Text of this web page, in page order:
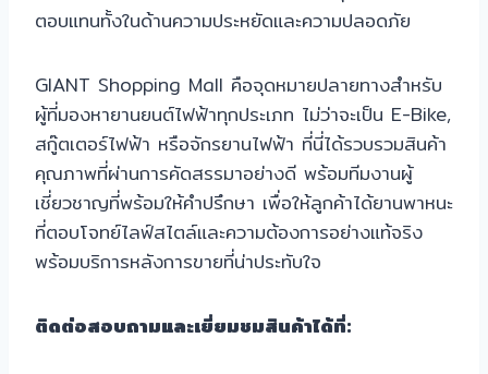
ตอบแทนทั้งในด้านความประหยัดและความปลอดภัย
GIANT Shopping Mall คือจุดหมายปลายทางสำหรับ
ผู้ที่มองหายานยนต์ไฟฟ้าทุกประเภท ไม่ว่าจะเป็น E-Bike,
สกู๊ตเตอร์ไฟฟ้า หรือจักรยานไฟฟ้า ที่นี่ได้รวบรวมสินค้า
คุณภาพที่ผ่านการคัดสรรมาอย่างดี พร้อมทีมงานผู้
เชี่ยวชาญที่พร้อมให้คำปรึกษา เพื่อให้ลูกค้าได้ยานพาหนะ
ที่ตอบโจทย์ไลฟ์สไตล์และความต้องการอย่างแท้จริง
พร้อมบริการหลังการขายที่น่าประทับใจ
ติดต่อสอบถามและเยี่ยมชมสินค้าได้ที่: